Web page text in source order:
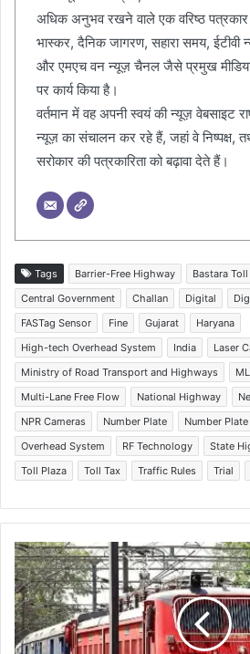
अधिक अनुभव रखने वाले एक वरिष्ठ
भास्कर, दैनिक जागरण, सहारा समय, ईटीवी
और एमएच वन न्यूज़ चैनल जैसे प्रमुख मीडिया
पर कार्य किया है।
वर्तमान में वह अपनी स्वयं की न्यूज़ वेबसाइट
न्यूज़ का संचालन कर रहे हैं, जहां वे निष्पक्ष,
सरोकार की पत्रकारिता को बढ़ावा देते हैं।
Tags Barrier-Free Highway Bastara
Central Government
Challan Digital
FASTag Sensor
Fine Gujarat
Haryana
High-tech Overhead System
India
Laser
Ministry of Road Transport and Highways
Multi-Lane Free Flow
National Highway
NPR Cameras
Number Plate
Number
Overhead System
RF Technology State
Toll Plaza
Toll Tax Traffic Rules Trial